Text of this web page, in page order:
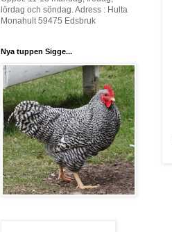
lördag och söndag. Adress : Hulta
Monahult 59475 Edsbruk
Nya tuppen Sigge...